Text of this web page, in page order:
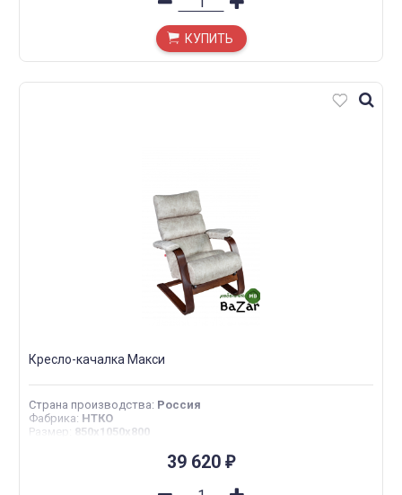
КУПИТЬ
Кресло-качалка Макси
Страна производства: Россия
Фабрика: НТКО
Размер : 850x1050x800
39 620 ₽